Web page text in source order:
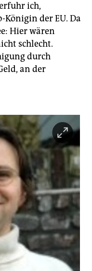
ich,
Königin der EU. Da
Hier wären
schlecht.
durch
an der